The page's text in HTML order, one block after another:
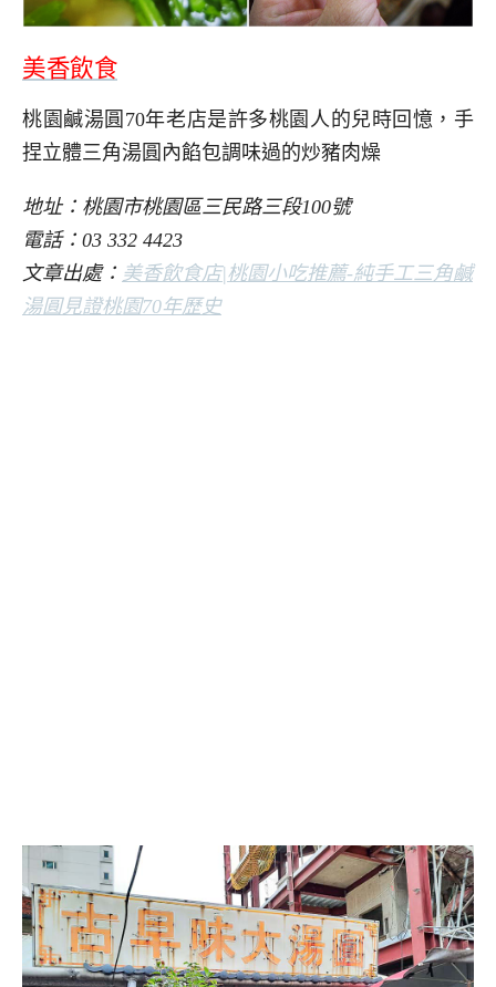
美香飲食
桃園鹹湯圓70年老店是許多桃園人的兒時回憶，手
捏立體三角湯圓內餡包調味過的炒豬肉燥
地址：桃園市桃園區三民路三段100號
電話：03 332 4423
文章出處： 美香飲食店|桃園小吃推薦-純手工三角鹹
湯圓見證桃園70年歷史